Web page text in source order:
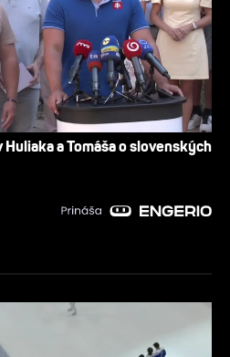
a Tomáša o slovenských